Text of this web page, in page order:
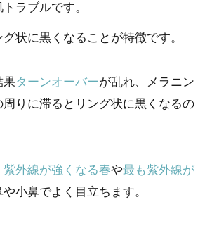
ラブルです。
状に黒くなることが特徴です。
果ターンオーバーが乱れ、メラニン
りに滞るとリング状に黒くなるの
紫外線が強くなる春や最も紫外線が
小鼻でよく目立ちます。